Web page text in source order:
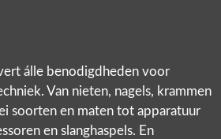
álle benodigdheden voor
Van nieten, nagels, krammen
soorten en maten tot apparatuur
en slanghaspels. En